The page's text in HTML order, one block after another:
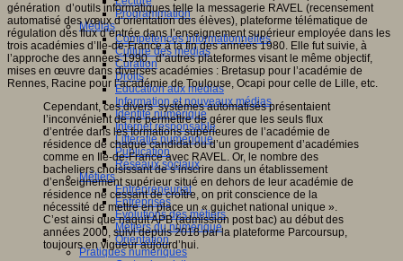
Programmation
Médias
Compétences informationnelles
Culture des médias
Curation
Droits
Education aux médias
Information et nouveaux médias
Identité numérique
Internet responsable
Littératie numérique
Publication
Réseaux sociaux
Métiers
Entrepreneuriat
Entreprises
Evolutions des métiers
Métiers du numérique
Orientation
Pratiques numériques
génération d’outils informatiques telle la messagerie RAVEL (recensement
automatisé des vœux d’orientation des élèves), plateforme télématique de
régulation des flux d’entrée dans l’enseignement supérieur employée dans les
trois académies d’Ile-de-France à la fin des années 1980. Elle fut suivie, à
l’approche des années 1990, d’autres plateformes visant le même objectif,
mises en œuvre dans diverses académies : Bretasup pour l’académie de
Rennes, Racine pour l’académie de Toulouse, Ocapi pour celle de Lille, etc.
Cependant, ces divers systèmes automatisés présentaient
l’inconvénient de ne permettre de gérer que les seuls flux
d’entrée dans les formations supérieures de l’académie de
résidence de chaque candidat ou d’un groupement d’académies
comme en Ile-de-France avec RAVEL. Or, le nombre des
bacheliers choisissant de s’inscrire dans un établissement
d’enseignement supérieur situé en dehors de leur académie de
résidence ne cessant de croître, on prit conscience de la
nécessité de mettre en place un « guichet national unique ».
C’est ainsi que naquit APB (admission post bac) au début des
années 2000, suivi depuis 2018 par la plateforme Parcoursup,
toujours en vigueur aujourd’hui.